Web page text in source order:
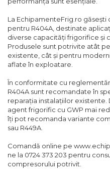
Uleiuri
Ventilatoare
Ventilatoare EbmPapst
Ventilatoare WEIGUANG
Ventilatoare turbina
VENTILATOARE AXIALE
Compresoare Jiaxipera
La EchipamenteFrig.ro
pentru R404A, destinate
diverse capacități frigorifice și
Produsele sunt potrivite atât
existente, cât și pentru
aflate în exploatare.
În conformitate cu
R404A sunt recomandate în
reparația instalațiilor
agent frigorific cu GWP mai
îți pot recomanda variante
sau R449A.
Comandă online pe
ne la 0724 373 203 pentru
compresorului potrivit.